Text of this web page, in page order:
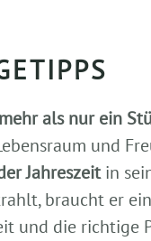
als nur ein
und
Jahreszeitin
braucht er
und die richtige